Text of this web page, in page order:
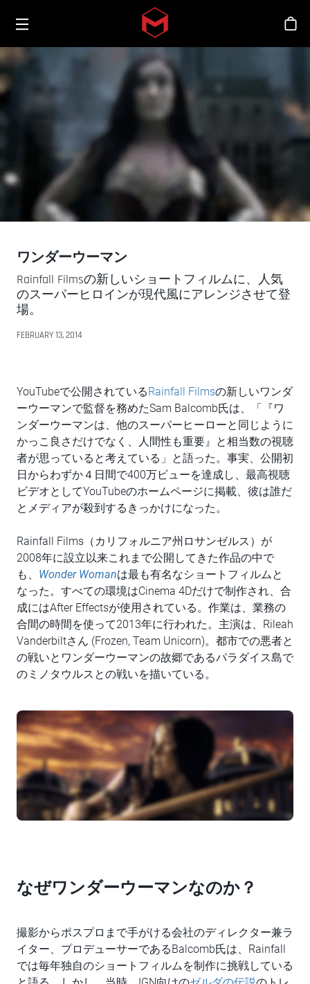
Skip to main content
Toggle menu
シ
ワンダーウーマン
Rainfall Filmsの新しいショートフィルムに、人気
のスーパーヒロインが現代風にアレンジさせて登
場。
FEBRUARY 13, 2014
YouTubeで公開されているRainfall Filmsの新しいワンダ
ーウーマンで監督を務めたSam Balcomb氏は、「『ワ
ンダーウーマンは、他のスーパーヒーローと同じように
かっこ良さだけでなく、人間性も重要』と相当数の視聴
者が思っていると考えている」と語った。事実、公開初
日からわずか４日間で400万ビューを達成し、最高視聴
ビデオとしてYouTubeのホームページに掲載、彼は誰だ
とメディアが殺到するきっかけになった。
Rainfall Films（カリフォルニア州ロサンゼルス）が
2008年に設立以来これまで公開してきた作品の中で
も、 Wonder Womanは最も有名なショートフィルムと
なった。すべての環境はCinema 4Dだけで制作され、合
成にはAfter Effectsが使用されている。作業は、業務の
合間の時間を使って2013年に行われた。主演は、Rileah
Vanderbiltさん (Frozen, Team Unicorn)。都市での悪者と
の戦いとワンダーウーマンの故郷であるパラダイス島で
のミノタウルスとの戦いを描いている。
なぜワンダーウーマンなのか？
撮影からポスプロまで手がける会社のディレクター兼ラ
イター、プロデューサーであるBalcomb氏は、Rainfall
では毎年独自のショートフィルムを制作に挑戦している